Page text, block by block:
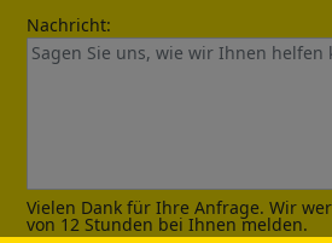
Nachricht:
Vielen Dank für Ihre Anfrage. Wir
von 12 Stunden bei Ihnen melden.